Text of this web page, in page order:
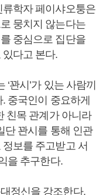
학자 페이샤오퉁은
뭉치지 않는다는
중심으로 집단을
다고 본다.
꽌시’가 있는 사람끼
중국인이 중요하게
친목 관계가 아니라
단 꽌시를 통해 인관
보를 주고받고 서
을 추구한다.
정신을 강조한다.